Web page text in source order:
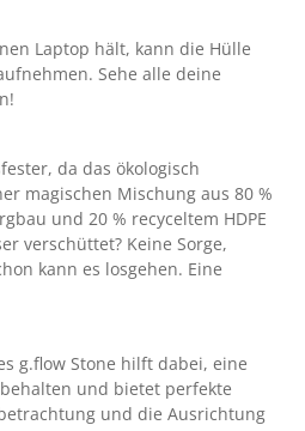
Laptop hält, kann die Hülle
Sehe alle deine
da das ökologisch
magischen Mischung aus 80 %
und 20 % recyceltem HDPE
verschüttet? Keine Sorge,
kann es losgehen. Eine
g.flow Stone hilft dabei, eine
und bietet perfekte
und die Ausrichtung